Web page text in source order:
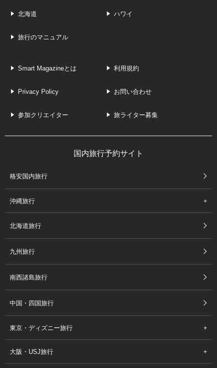
北海道 ハワイ
旅行のマニュアル
Smart Magazineとは 利用規約
Privacy Policy お問い合わせ
参加クリエイター 旅ライター募集
国内旅行予約サイト
格安国内旅行
沖縄旅行
北海道旅行
九州旅行
南西諸島旅行
中国・四国旅行
東京・ディズニー旅行
大阪・USJ旅行